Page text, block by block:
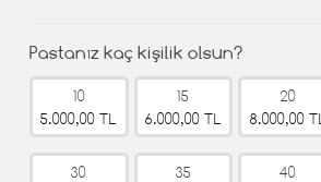
Pastanız kaç kişilik olsun?
10
5.000,00 TL
15
6.000,00 TL
20
8.000,00 TL
30
35
40